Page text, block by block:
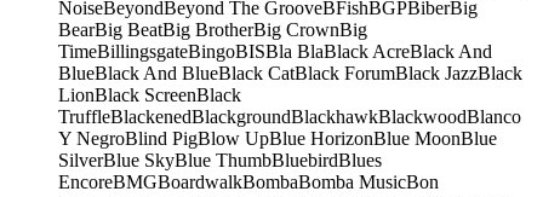
NoiseBeyondBeyond The GrooveBFishBGPBiberBig
BearBig BeatBig BrotherBig CrownBig
TimeBillingsgateBingoBISBla BlaBlack AcreBlack And
BlueBlack And BlueBlack CatBlack ForumBlack JazzBlack
LionBlack ScreenBlack
TruffleBlackenedBlackgroundBlackhawkBlackwoodBlanco
Y NegroBlind PigBlow UpBlue HorizonBlue MoonBlue
SilverBlue SkyBlue ThumbBluebirdBlues
EncoreBMGBoardwalkBombaBomba MusicBon